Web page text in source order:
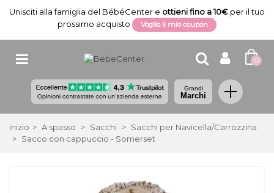
Unisciti alla famiglia del BébéCenter e ottieni fino a 10€ per il tuo
prossimo acquisto
Voglio il mio coupon
0
Grandi
Marchi
inizio > A spasso > Sacchi > Sacchi per Navicella/Carrozzina
> Sacco con cappuccio - Somerset